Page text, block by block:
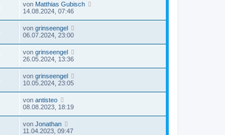
von Matthias Gubisch
14.08.2024, 07:46
von grinseengel
06.07.2024, 23:00
von grinseengel
26.05.2024, 13:36
von grinseengel
10.05.2024, 23:05
von antisteo
08.08.2023, 18:19
von Jonathan
11.04.2023, 09:47